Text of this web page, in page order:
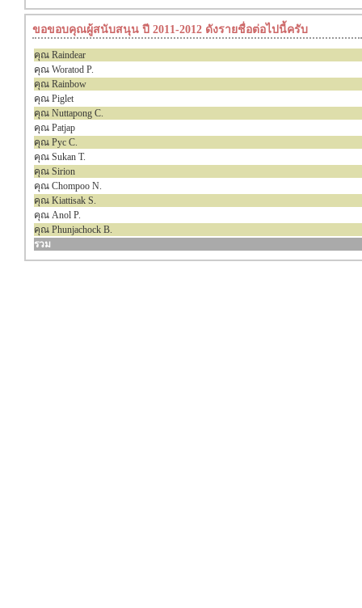
ขอขอบคุณผู้สนับสนุน ปี 2011-2012 ดังรายชื่อต่อไปนี้ครับ
คุณ Raindear
คุณ Woratod P.
คุณ Rainbow
คุณ Piglet
คุณ Nuttapong C.
คุณ Patjap
คุณ Pyc C.
คุณ Sukan T.
คุณ Sirion
คุณ Chompoo N.
คุณ Kiattisak S.
คุณ Anol P.
คุณ Phunjachock B.
รวม